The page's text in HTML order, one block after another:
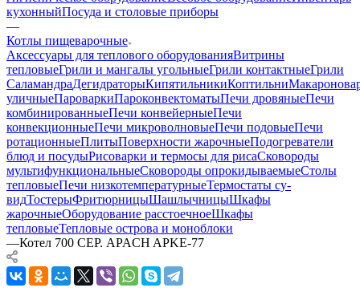
кухонныйПосуда и столовые приборы
—
Котлы пищеварочные
Аксессуары для теплового оборудованияВитрины
тепловыеГрили и мангалы угольныеГрили контактныеГрили
СаламандраДегидраторыКипятильникиКоптильни
уличныеПароваркиПароконвектоматыПечи дровяныеПечи
комбинированныеПечи конвейерныеПечи
конвекционныеПечи микроволновыеПечи подовыеПечи
ротационныеПлитыПоверхности жарочныеПодогреватели
блюд и посудыРисоварки и термосы для рисаСковороды
мультифункциональныеСковороды опрокидываемыеСтолы
тепловыеПечи низкотемпературныеТермостаты су-
видТостерыФритюрницыШашлычницыШкафы
жарочныеОборудование расстоечноеШкафы
тепловыеТепловые острова и моноблоки
—Котел 700 СЕР. APACH APKE-77